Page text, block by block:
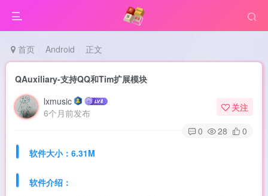
首页 Android 正文
QAuxiliary-支持QQ和Tim扩展模块
lxmusic
6个月前发布
关注
0
28
0
软件大小：6.31M
软件介绍：